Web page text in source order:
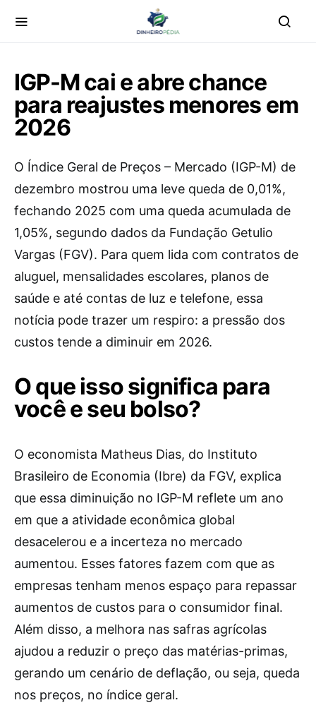
IGP-M cai e abre chance
para reajustes menores em
2026
O Índice Geral de Preços – Mercado (IGP-M) de
dezembro mostrou uma leve queda de 0,01%,
fechando 2025 com uma queda acumulada de
1,05%, segundo dados da Fundação Getulio
Vargas (FGV). Para quem lida com contratos de
aluguel, mensalidades escolares, planos de
saúde e até contas de luz e telefone, essa
notícia pode trazer um respiro: a pressão dos
custos tende a diminuir em 2026.
O que isso significa para
você e seu bolso?
O economista Matheus Dias, do Instituto
Brasileiro de Economia (Ibre) da FGV, explica
que essa diminuição no IGP-M reflete um ano
em que a atividade econômica global
desacelerou e a incerteza no mercado
aumentou. Esses fatores fazem com que as
empresas tenham menos espaço para repassar
aumentos de custos para o consumidor final.
Além disso, a melhora nas safras agrícolas
ajudou a reduzir o preço das matérias-primas,
gerando um cenário de deflação, ou seja, queda
nos preços, no índice geral.